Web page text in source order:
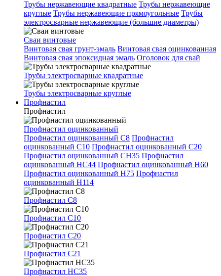
Трубы нержавеющие квадратные Трубы нержавеющие
круглые Трубы нержавеющие прямоугольные Трубы
электросварные нержавеющие (большие диаметры)
Сваи винтовые
Винтовая свая грунт-эмаль Винтовая свая оцинкованная
Винтовая свая эпоксидная эмаль Оголовок для свай
Трубы электросварные квадратные
Трубы электросварные круглые
Профнастил
Профнастил
Профнастил оцинкованный
Профнастил оцинкованный С8 Профнастил
оцинкованный С10 Профнастил оцинкованный С20
Профнастил оцинкованный СН35 Профнастил
оцинкованный НС44 Профнастил оцинкованный Н60
Профнастил оцинкованный Н75 Профнастил
оцинкованный Н114
Профнастил С8
Профнастил С10
Профнастил С20
Профнастил С21
Профнастил НС35